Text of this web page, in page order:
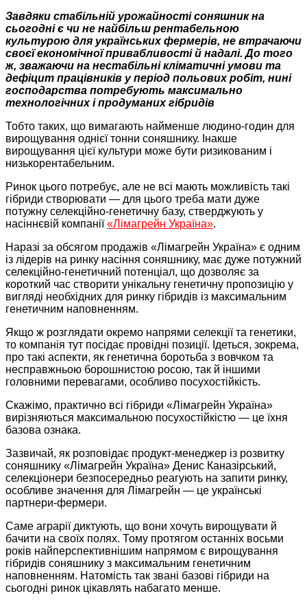
Завдяки стабільній урожайності соняшник на
сьогодні є чи не найбільш рентабельною
культурою для українських фермерів, не втрачаючи
своєї економічної привабливості й надалі. До того
ж, зважаючи на нестабільні кліматичні умови та
дефіцит працівників у період польових робіт, нині
господарства потребують максимально
технологічних і продуманих гібридів
Тобто таких, що вимагають найменше людино-годин для
вирощування однієї тонни соняшнику. Інакше
вирощування цієї культури може бути ризикованим і
низькорентабельним.
Ринок цього потребує, але не всі мають можливість такі
гібриди створювати — для цього треба мати дуже
потужну селекційно-генетичну базу, стверджують у
насіннєвій компанії«Лімагрейн Україна».
Наразі за обсягом продажів «Лімагрейн Україна» є одним
із лідерів на ринку насіння соняшнику, має дуже потужний
селекційно-генетичний потенціал, що дозволяє за
короткий час створити унікальну генетичну пропозицію у
вигляді необхідних для ринку гібридів із максимальним
генетичним наповненням.
Якщо ж розглядати окремо напрями селекції та генетики,
то компанія тут посідає провідні позиції. Ідеться, зокрема,
про такі аспекти, як генетична боротьба з вовчком та
несправжньою борошнистою росою, так й іншими
головними перевагами, особливо посухостійкість.
Скажімо, практично всі гіб­риди «Лімагрейн Україна»
вирізняються максимальною посухостійкістю — це їхня
базова ознака.
Зазвичай, як розповідає продукт-менеджер із розвитку
соняшнику «Лімагрейн Україна» Денис Каназірський,
селекціонери безпосередньо реагують на запити ринку,
особливе значення для Лімагрейн — це українські
партнери-фермери.
Саме аграрії диктують, що вони хочуть вирощувати й
бачити на своїх полях. Тому протягом останніх восьми
років найперспективнішим напрямом є вирощування
гібридів соняшнику з максимальним генетичним
наповненням. Натомість так звані базові гібриди на
сьогодні ринок цікавлять набагато менше.